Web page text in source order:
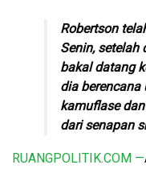
Robertson
Senin, setelah
bakal datang
dia berencana
kamuflase
dari senapan
RUANGPOLITIK.COM —